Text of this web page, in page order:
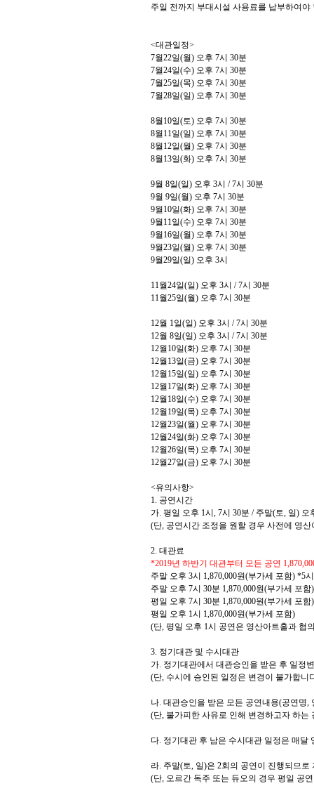
주일 전까지 부대시설 사용료를 납부하여야
<대관일정>
7월22일(월) 오후 7시 30분
7월24일(수) 오후 7시 30분
7월25일(목) 오후 7시 30분
7월28일(일) 오후 7시 30분
8월 10일(토) 오후 7시 30분
8월 11일(일) 오후 7시 30분
8월 12일(월) 오후 7시 30분
8월 13일(화) 오후 7시 30분
9월 8일(일) 오후 3시 / 7시 30분
9월 9일(월) 오후 7시 30분
9월 10일(화) 오후 7시 30분
9월 11일(수) 오후 7시 30분
9월 16일(월) 오후 7시 30분
9월23일(월) 오후 7시 30분
9월29일(일) 오후 3시
11월24일(일) 오후 3시 / 7시 30분
11월25일(월) 오후 7시 30분
12월 1일(일) 오후 3시 / 7시 30분
12월 8일(일) 오후 3시 / 7시 30분
12월 10일(화) 오후 7시 30분
12월 13일(금) 오후 7시 30분
12월 15일(일) 오후 7시 30분
12월 17일(화) 오후 7시 30분
12월 18일(수) 오후 7시 30분
12월 19일(목) 오후 7시 30분
12월23일(월) 오후 7시 30분
12월24일(화) 오후 7시 30분
12월26일(목) 오후 7시 30분
12월27일(금) 오후 7시 30분
<유의사항>
1. 공연시간
가. 평일 오후 1시 , 7시 30분 / 주말(토, 일) 오
(단, 공연시간 조정을 원할 경우 사전에 영
2. 대관료
*2019년 하반기 대관부터 모든 공연
주말 오후 3시 1,870,000원(부가세 포함) *5
주말 오후 7시 30분 1,870,000원(부가세 포함)
평일 오후 7시 30분 1,870,000원(부가세 포함)
평일 오후 1시 1,870,000원(부가세 포함)
(단, 평일 오후 1시 공연은 영산아트홀과 협
3. 정기대관 및 수시대관
가. 정기대관에서 대관승인을 받은 후 일정
(단, 수시에 승인된 일정은 변경이 불가합니
나. 대관승인을 받은 모든 공연내용(공연명,
(단, 불가피한 사유로 인해 변경하고자 하
다. 정기대관 후 남은 수시대관 일정은 매달
라. 주말(토, 일)은 2회의 공연이 진행되므로
(단, 오르간 독주 또는 듀오의 경우 평일 공